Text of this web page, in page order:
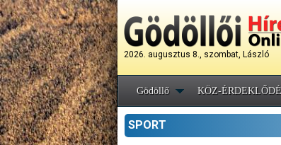
2026. augusztus 8., szombat, László
Gödöllő KÖZ-
SPORT